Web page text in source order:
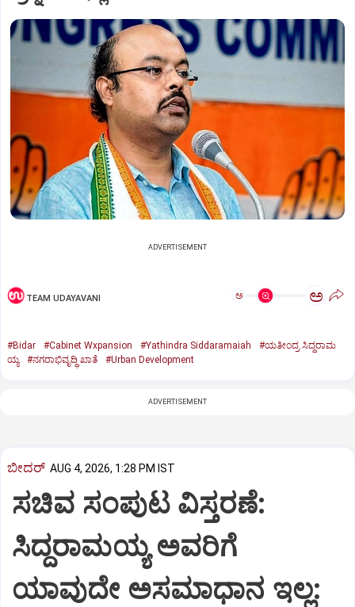
ADVERTISEMENT
TEAM UDAYAVANI ಅ ಅ
#Bidar #Cabinet Wxpansion #Yathindra Siddaramaiah
#ಯತೀಂದ್ರ ಸಿದ್ದರಾಮ
ಯ್ಯ
#ನಗರಾಭಿವೃದ್ಧಿ ಖಾತೆ #Urban Development
ADVERTISEMENT
ಬೀದರ್ AUG 4, 2026, 1:28 PM IST
ಸಚಿವ ಸಂಪುಟ ವಿಸ್ತರಣೆ:
ಸಿದ್ದರಾಮಯ್ಯ ಅವರಿಗೆ
ಯಾವುದೇ ಅಸಮಾಧಾನ ಇಲ್ಲ: